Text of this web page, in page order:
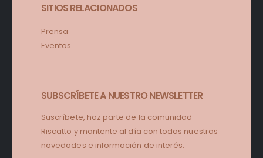
SITIOS RELACIONADOS
Prensa
Eventos
SUBSCRÍBETE A NUESTRO NEWSLETTER
Suscríbete, haz parte de la comunidad
Riscatto y mantente al día con todas nuestras
novedades e información de interés: